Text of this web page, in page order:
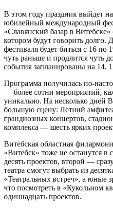
В этом году праздник выйдет
юбилейный международный
«Славянский базар в
котором будут говорить долго.
фестиваля будет биться с 16 по
чуть раньше и продлится чуть
события запланированы на 14,
Программа получилась по-
— более сотни мероприятий,
уникально. На несколько дней
большую сцену: Летний
грандиозных концертов,
комплекса — шесть ярких
Витебская областная
«Витебск» тоже не останутся в
десять проектов, второй —
театра смогут выбрать из
«Театральных встреч», а юные
что посмотреть в «Кукольном
одиннадцать проектов.